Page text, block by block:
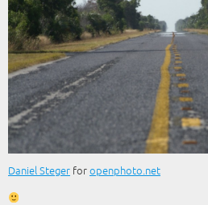
Daniel Steger foropenphoto.net